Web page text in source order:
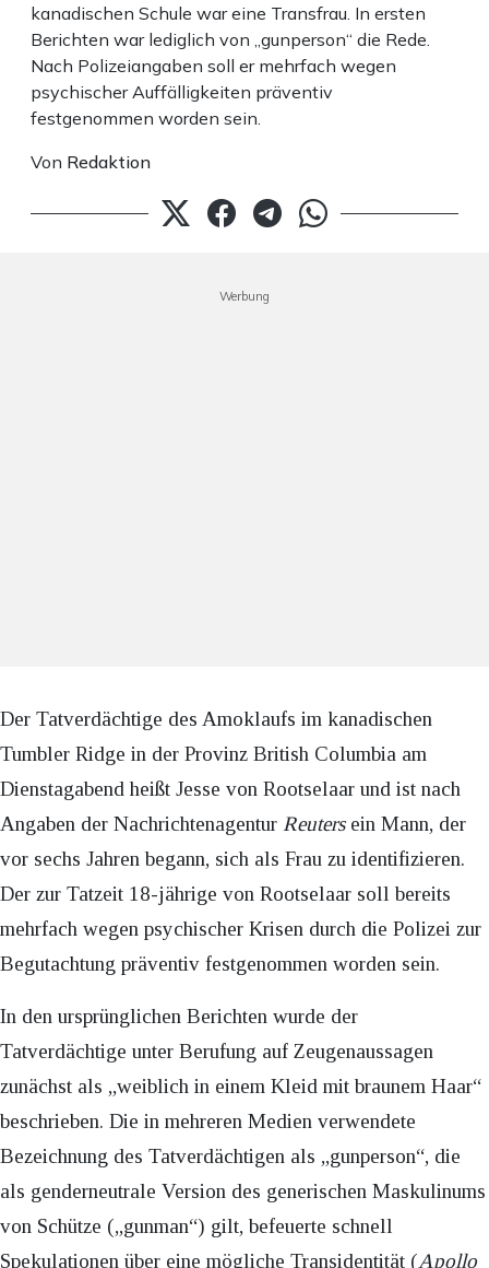
kanadischen Schule war eine Transfrau. In ersten
Berichten war lediglich von „gunperson“ die Rede.
Nach Polizeiangaben soll er mehrfach wegen
psychischer Auffälligkeiten präventiv
festgenommen worden sein.
Von Redaktion
Werbung
Der Tatverdächtige des Amoklaufs im kanadischen
Tumbler Ridge in der Provinz British Columbia am
Dienstagabend heißt Jesse von Rootselaar und ist nach
Angaben der Nachrichtenagentur Reutersein Mann, der
vor sechs Jahren begann, sich als Frau zu identifizieren.
Der zur Tatzeit 18-jährige von Rootselaar soll bereits
mehrfach wegen psychischer Krisen durch die Polizei zur
Begutachtung präventiv festgenommen worden sein.
In den ursprünglichen Berichten wurde der
Tatverdächtige unter Berufung auf Zeugenaussagen
zunächst als „weiblich in einem Kleid mit braunem Haar“
beschrieben. Die in mehreren Medien verwendete
Bezeichnung des Tatverdächtigen als „gunperson“, die
als genderneutrale Version des generischen Maskulinums
von Schütze („gunman“) gilt, befeuerte schnell
Spekulationen über eine mögliche Transidentität (Apollo